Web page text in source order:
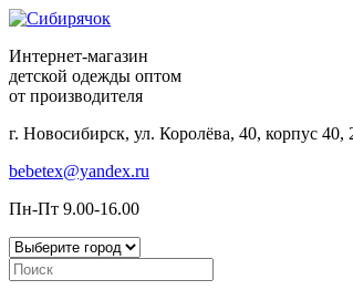
Интернет-магазин
детской одежды оптом
от производителя
г. Новосибирск, ул. Королёва, 40, корпус
bebetex@yandex.ru
Пн-Пт 9.00-16.00